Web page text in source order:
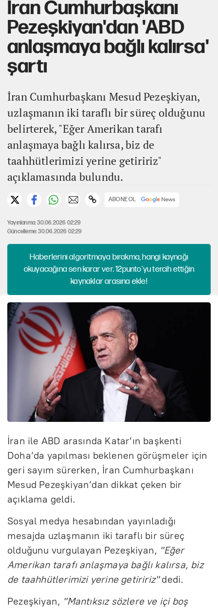
İran Cumhurbaşkanı
Pezeşkiyan'dan 'ABD
anlaşmaya bağlı kalırsa'
şartı
İran Cumhurbaşkanı Mesud Pezeşkiyan,
uzlaşmanın iki taraflı bir süreç olduğunu
belirterek, "Eğer Amerikan tarafı
anlaşmaya bağlı kalırsa, biz de
taahhütlerimizi yerine getiririz"
açıklamasında bulundu.
ABONE OL
Yayınlanma: 30.06.2026 02:29
Güncelleme: 30.06.2026 02:29
Haberlerini algoritmaya bırakma, hangi kaynağı
okuyacağına sen karar ver. 12punto'yu tercih ettiğin
kaynaklar arasına ekle!
İran ile ABD arasında Katar’ın başkenti
Doha’da yapılması beklenen görüşmeler için
geri sayım sürerken, İran Cumhurbaşkanı
Mesud Pezeşkiyan’dan dikkat çeken bir
açıklama geldi.
Sosyal medya hesabından yayınladığı
mesajda uzlaşmanın iki taraflı bir süreç
olduğunu vurgulayan Pezeşkiyan, "Eğer
Amerikan tarafı anlaşmaya bağlı kalırsa, biz
de taahhütlerimizi yerine getiririz"dedi.
Pezeşkiyan, "Mantıksız sözlere ve içi boş